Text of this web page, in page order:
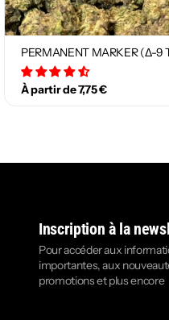
PERMANENT MARKER (Δ-9
À partir de 7,75 €
Inscription à la
Pour accéder aux
importantes, aux
promotions et plus encore